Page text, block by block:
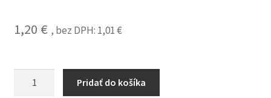
1,20 € , bez DPH: 1,01€
Pridať do košíka